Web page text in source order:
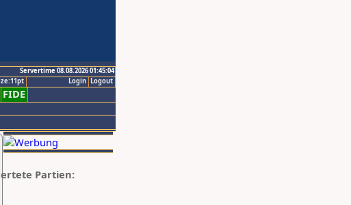
Servertime 08.08.2026 01:45:04
Logout
Login
FIDE
Partien: